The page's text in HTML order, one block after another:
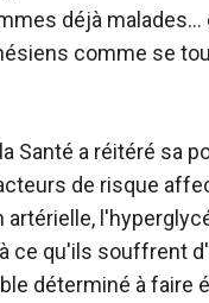
déjà
comme se
Santé a réitéré sa
de risque
ce qu'ils souffrent
déterminé à faire